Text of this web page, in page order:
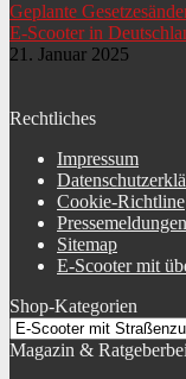
Geplante
E-Scooter in
21. Januar 2025
Rechtliches
Impressum
Cookie-Richtline
Pressemeldungen
Sitemap
E-Scooter mit
Shop-Kategorien
Magazin &